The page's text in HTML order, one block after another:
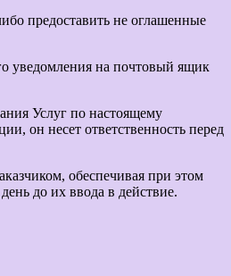
предоставить не оглашенные
уведомления на почтовый ящик
Услуг по настоящему
он несет ответственность перед
обеспечивая при этом
до их ввода в действие.